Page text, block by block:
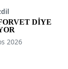
DİYE
2026